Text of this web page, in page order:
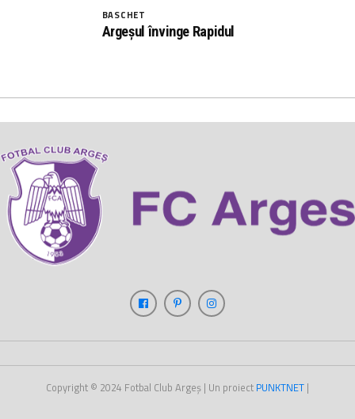
BASCHET
Argeșul învinge Rapidul
Copyright © 2024 Fotbal Club Argeș | Un proiect PUNKTNET |